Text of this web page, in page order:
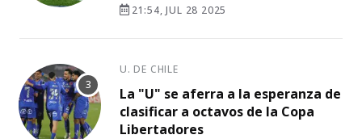
21:54, JUL 28 2025
U. DE CHILE
La "U" se aferra a la esperanza de
clasificar a octavos de la Copa
Libertadores